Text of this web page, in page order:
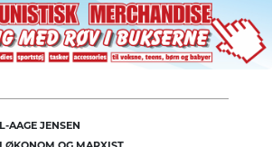
AAGE JENSEN